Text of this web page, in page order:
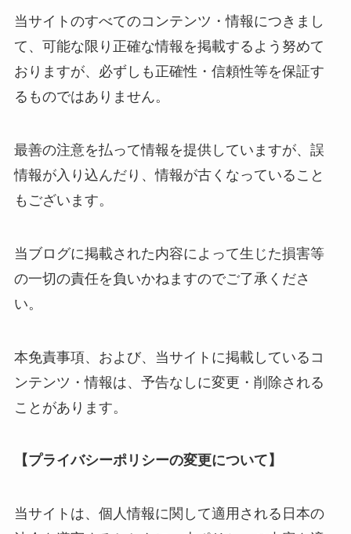
当サイトのすべてのコンテンツ・情報につきまし
て、可能な限り正確な情報を掲載するよう努めて
おりますが、必ずしも正確性・信頼性等を保証す
るものではありません。
最善の注意を払って情報を提供していますが、誤
情報が入り込んだり、情報が古くなっていること
もございます。
当ブログに掲載された内容によって生じた損害等
の一切の責任を負いかねますのでご了承くださ
い。
本免責事項、および、当サイトに掲載しているコ
ンテンツ・情報は、予告なしに変更・削除される
ことがあります。
【プライバシーポリシーの変更について】
当サイトは、個人情報に関して適用される日本の